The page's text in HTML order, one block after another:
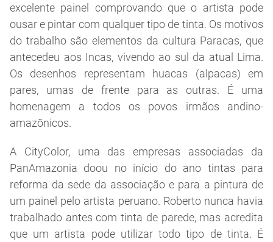
excelente painel comprovando que o artista pode
ousar e pintar com qualquer tipo de tinta. Os motivos
do trabalho são elementos da cultura Paracas, que
antecedeu aos Incas, vivendo ao sul da atual Lima.
Os desenhos representam huacas (alpacas) em
pares, umas de frente para as outras. É uma
homenagem a todos os povos irmãos andino-
amazônicos.
A CityColor, uma das empresas associadas da
PanAmazonia doou no início do ano tintas para
reforma da sede da associação e para a pintura de
um painel pelo artista peruano. Roberto nunca havia
trabalhado antes com tinta de parede, mas acredita
que um artista pode utilizar todo tipo de tinta. É